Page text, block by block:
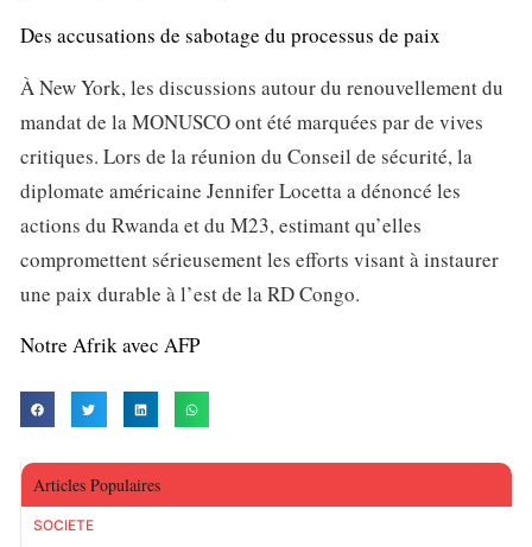
Des accusations de sabotage du processus de paix
À New York, les discussions autour du renouvellement du
mandat de la MONUSCO ont été marquées par de vives
critiques. Lors de la réunion du Conseil de sécurité, la
diplomate américaine Jennifer Locetta a dénoncé les
actions du Rwanda et du M23, estimant qu’elles
compromettent sérieusement les efforts visant à instaurer
une paix durable à l’est de la RD Congo.
Notre Afrik avec AFP
Articles Populaires
SOCIETE